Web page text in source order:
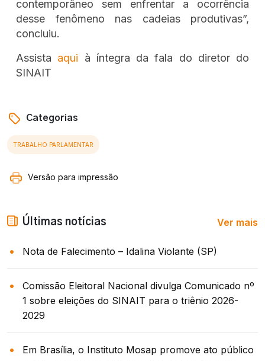
contemporâneo sem enfrentar a ocorrência
desse fenômeno nas cadeias produtivas”,
concluiu.
Assista aqui à íntegra da fala do diretor do
SINAIT
Categorias
TRABALHO PARLAMENTAR
Versão para impressão
Últimas notícias Ver mais
Nota de Falecimento – Idalina Violante (SP)
Comissão Eleitoral Nacional divulga Comunicado nº
1 sobre eleições do SINAIT para o triênio 2026-
2029
Em Brasília, o Instituto Mosap promove ato público